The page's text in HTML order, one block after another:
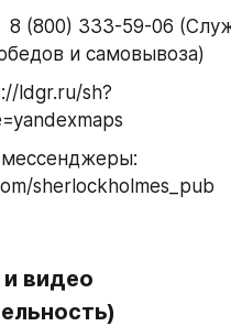
и самовывоза)
ldgr.ru/sh?
sherlockholmes_pub
видео